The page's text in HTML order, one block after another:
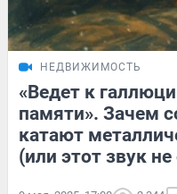
НЕДВИЖИМОСТЬ
«Ведет к
памяти». Зачем
катают
(или этот звук не